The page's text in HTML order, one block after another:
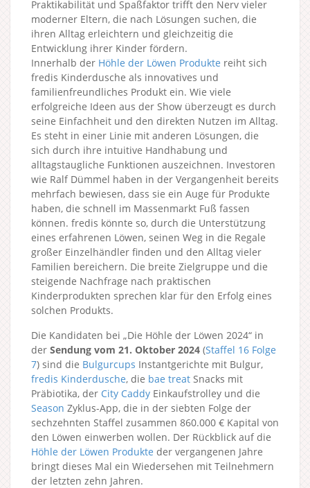
Praktikabilität und Spaßfaktor trifft den Nerv vieler
moderner Eltern, die nach Lösungen suchen, die
ihren Alltag erleichtern und gleichzeitig die
Entwicklung ihrer Kinder fördern.
Innerhalb der Höhle der Löwen Produkte reiht sich
fredis Kinderdusche als innovatives und
familienfreundliches Produkt ein. Wie viele
erfolgreiche Ideen aus der Show überzeugt es durch
seine Einfachheit und den direkten Nutzen im Alltag.
Es steht in einer Linie mit anderen Lösungen, die
sich durch ihre intuitive Handhabung und
alltagstaugliche Funktionen auszeichnen. Investoren
wie Ralf Dümmel haben in der Vergangenheit bereits
mehrfach bewiesen, dass sie ein Auge für Produkte
haben, die schnell im Massenmarkt Fuß fassen
können. fredis könnte so, durch die Unterstützung
eines erfahrenen Löwen, seinen Weg in die Regale
großer Einzelhändler finden und den Alltag vieler
Familien bereichern. Die breite Zielgruppe und die
steigende Nachfrage nach praktischen
Kinderprodukten sprechen klar für den Erfolg eines
solchen Produkts.
Die Kandidaten bei „Die Höhle der Löwen 2024“ in
der Sendung vom 21. Oktober 2024 (Staffel 16 Folge
7) sind die Bulgurcups Instantgerichte mit Bulgur,
fredis Kinderdusche, die bae treat Snacks mit
Präbiotika, der City Caddy Einkaufstrolley und die
Season Zyklus-App, die in der siebten Folge der
sechzehnten Staffel zusammen 860.000 € Kapital von
den Löwen einwerben wollen. Der Rückblick auf die
Höhle der Löwen Produkte der vergangenen Jahre
bringt dieses Mal ein Wiedersehen mit Teilnehmern
der letzten zehn Jahren.